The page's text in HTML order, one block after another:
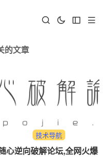
的文章
技术导航
心逆向破解论坛,全网火爆